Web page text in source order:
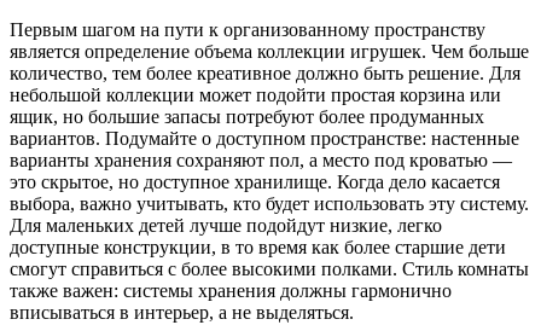
Первым шагом на пути к организованному пространству
является определение объема коллекции игрушек. Чем больше
количество, тем более креативное должно быть решение. Для
небольшой коллекции может подойти простая корзина или
ящик, но большие запасы потребуют более продуманных
вариантов. Подумайте о доступном пространстве: настенные
варианты хранения сохраняют пол, а место под кроватью —
это скрытое, но доступное хранилище. Когда дело касается
выбора, важно учитывать, кто будет использовать эту систему.
Для маленьких детей лучше подойдут низкие, легко
доступные конструкции, в то время как более старшие дети
смогут справиться с более высокими полками. Стиль комнаты
также важен: системы хранения должны гармонично
вписываться в интерьер, а не выделяться.